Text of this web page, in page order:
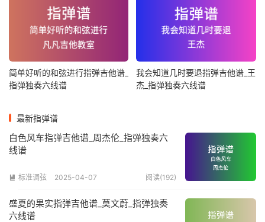
简单好听的和弦进行指弹吉他谱_
指弹独奏六线谱
我会知道几时要退指弹吉他谱_王
杰_指弹独奏六线谱
最新指弹谱
白色风车指弹吉他谱_周杰伦_指弹独奏六
线谱
 标准调弦 2025-04-07 阅读(192)
盛夏的果实指弹吉他谱_莫文蔚_指弹独奏
六线谱